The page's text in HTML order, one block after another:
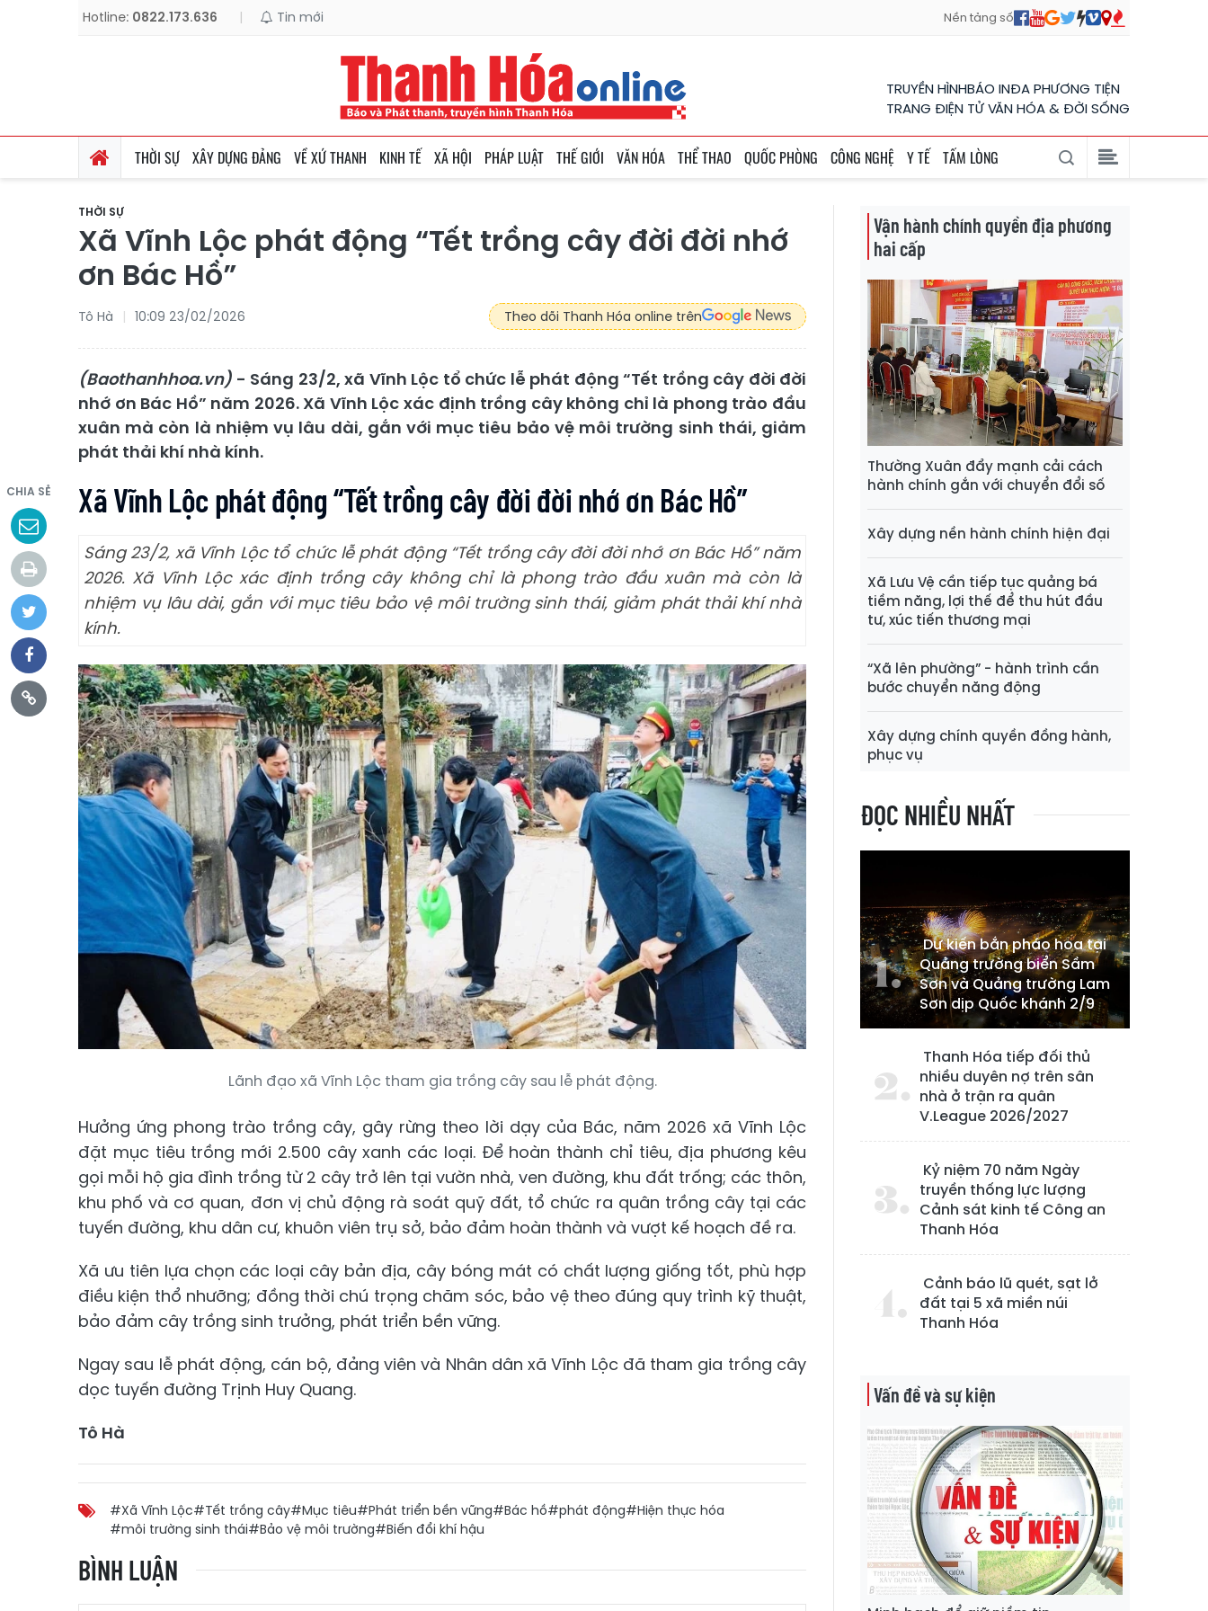
Hotline: 0822.173.636 | Tin mới Nền tảng số
TRUYỀN HÌNHBÁO INĐA PHƯƠNG TIỆN
TRANG ĐIỆN TỬ VĂN HÓA & ĐỜI SỐNG
THỜI SỰ XÂY DỰNG ĐẢNG VỀ XỨ THANH KINH TẾ XÃ HỘI PHÁP LUẬT THẾ GIỚI VĂN HÓA THỂ THAO QUỐC PHÒNG CÔNG NGHỆ Y TẾ TẤM LÒNG
THỜI SỰ
Xã Vĩnh Lộc phát động “Tết trồng cây đời đời nhớ
ơn Bác Hồ”
Tô Hà 10:09 23/02/2026 Theo dõi Thanh Hóa online trên
(Baothanhhoa.vn) - Sáng 23/2, xã Vĩnh Lộc tổ chức lễ phát động “Tết trồng cây đời đời
nhớ ơn Bác Hồ” năm 2026. Xã Vĩnh Lộc xác định trồng cây không chỉ là phong trào đầu
xuân mà còn là nhiệm vụ lâu dài, gắn với mục tiêu bảo vệ môi trường sinh thái, giảm
phát thải khí nhà kính.
CHIA SẺ Xã Vĩnh Lộc phát động “Tết trồng cây đời đời nhớ ơn Bác Hồ”
Sáng 23/2, xã Vĩnh Lộc tổ chức lễ phát động “Tết trồng cây đời đời nhớ ơn Bác Hồ” năm
2026. Xã Vĩnh Lộc xác định trồng cây không chỉ là phong trào đầu xuân mà còn là
nhiệm vụ lâu dài, gắn với mục tiêu bảo vệ môi trường sinh thái, giảm phát thải khí nhà
kính.
Lãnh đạo xã Vĩnh Lộc tham gia trồng cây sau lễ phát động.
Hưởng ứng phong trào trồng cây, gây rừng theo lời dạy của Bác, năm 2026 xã Vĩnh Lộc
đặt mục tiêu trồng mới 2.500 cây xanh các loại. Để hoàn thành chỉ tiêu, địa phương kêu
gọi mỗi hộ gia đình trồng từ 2 cây trở lên tại vườn nhà, ven đường, khu đất trống; các thôn,
khu phố và cơ quan, đơn vị chủ động rà soát quỹ đất, tổ chức ra quân trồng cây tại các
tuyến đường, khu dân cư, khuôn viên trụ sở, bảo đảm hoàn thành và vượt kế hoạch đề ra.
Xã ưu tiên lựa chọn các loại cây bản địa, cây bóng mát có chất lượng giống tốt, phù hợp
điều kiện thổ nhưỡng; đồng thời chú trọng chăm sóc, bảo vệ theo đúng quy trình kỹ thuật,
bảo đảm cây trồng sinh trưởng, phát triển bền vững.
Ngay sau lễ phát động, cán bộ, đảng viên và Nhân dân xã Vĩnh Lộc đã tham gia trồng cây
dọc tuyến đường Trịnh Huy Quang.
Tô Hà
#Xã Vĩnh Lộc#Tết trồng cây#Mục tiêu#Phát triển bền vững#Bác hồ#phát động#Hiện thực hóa
#môi trường sinh thái#Bảo vệ môi trường#Biến đổi khí hậu
BÌNH LUẬN
Vận hành chính quyền địa phương
hai cấp
Thường Xuân đẩy mạnh cải cách
hành chính gắn với chuyển đổi số
Xây dựng nền hành chính hiện đại
Xã Lưu Vệ cần tiếp tục quảng bá
tiềm năng, lợi thế để thu hút đầu
tư, xúc tiến thương mại
“Xã lên phường” - hành trình cần
bước chuyển năng động
Xây dựng chính quyền đồng hành,
phục vụ
ĐỌC NHIỀU NHẤT
Dự kiến bắn pháo hoa tại
Quảng trường biển Sầm
Sơn và Quảng trường Lam
Sơn dịp Quốc khánh 2/9
Thanh Hóa tiếp đối thủ
nhiều duyên nợ trên sân
nhà ở trận ra quân
V.League 2026/2027
Kỷ niệm 70 năm Ngày
truyền thống lực lượng
Cảnh sát kinh tế Công an
Thanh Hóa
Cảnh báo lũ quét, sạt lở
đất tại 5 xã miền núi
Thanh Hóa
Vấn đề và sự kiện